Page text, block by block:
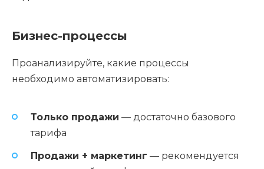
Бизнес-процессы
Проанализируйте, какие процессы
необходимо автоматизировать:
Только продажи — достаточно базового
тарифа
Продажи + маркетинг — рекомендуется